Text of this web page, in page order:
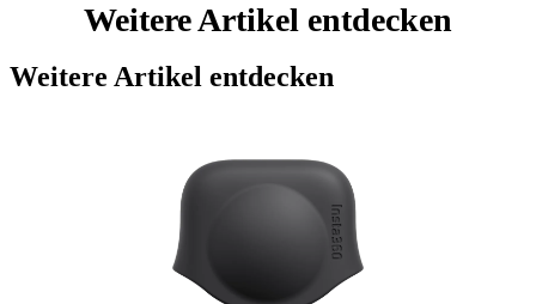
Weitere Artikel entdecken
Weitere Artikel entdecken